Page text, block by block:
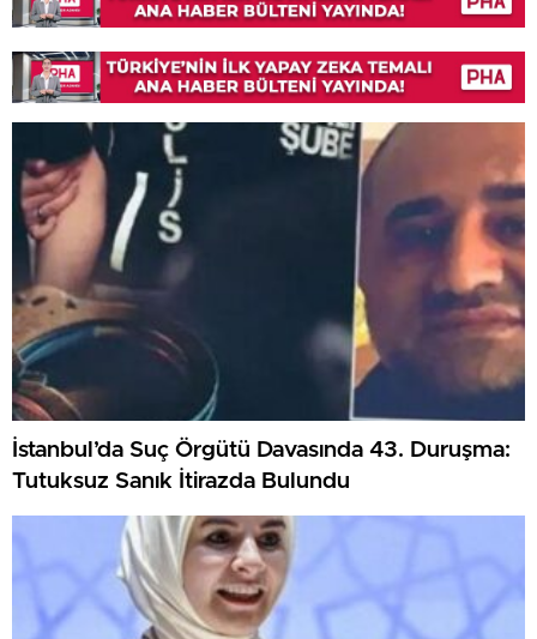
İstanbul’da Suç Örgütü Davasında 43. Duruşma:
Tutuksuz Sanık İtirazda Bulundu